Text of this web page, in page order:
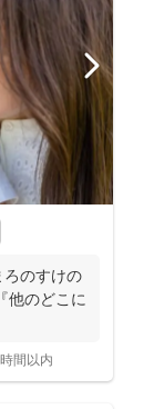
ろのすけの
他のどこに
間以内